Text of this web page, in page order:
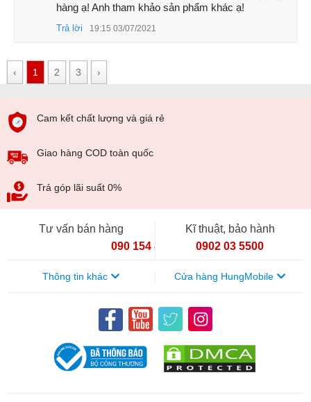
Với bộ sạc nhanh VOOC 3.0 20W, người dùng có thể sạc
đầy pin của Realme X trong khoảng 1 tiếng rưỡi. Với 30
phút sạc, chiếc điện thoại sẽ đạt được 50% pin.
hàng ạ! Anh tham khảo sản phẩm khác ạ!
Trả lời 19:15 03/07/2021
‹ 1 2 3 ›
Cam kết chất lượng và giá rẻ
Giao hàng COD toàn quốc
Trả góp lãi suất 0%
Tư vấn bán hàng
090 154 8866
Kĩ thuật, bảo hành
0902 03 5500
Thông tin khác Cửa hàng HungMobile